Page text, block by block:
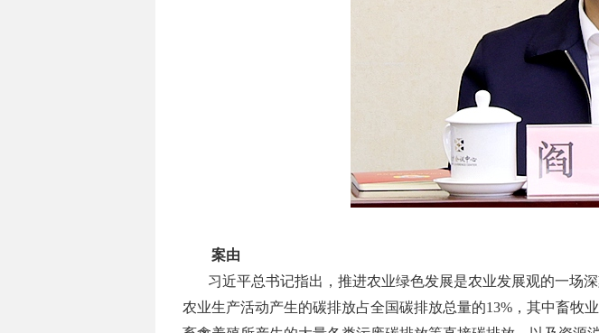
案由
习近平总书记指出，推进农业绿色发展是农业发展观的一场
农业生产活动产生的碳排放占全国碳排放总量的13%，其中畜牧